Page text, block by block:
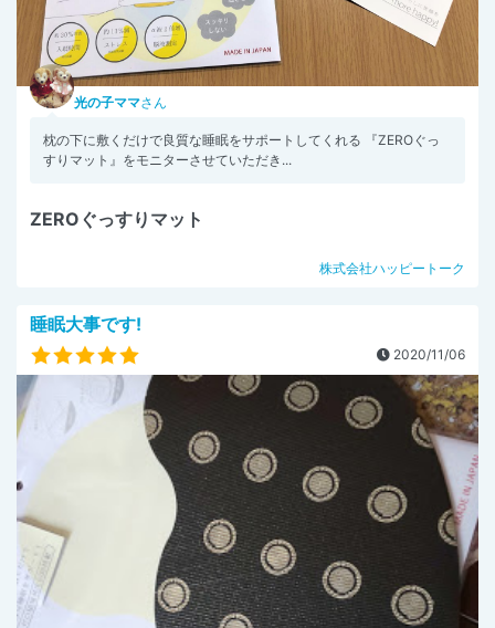
光の子ママさん
枕の下に敷くだけで良質な睡眠をサポートしてくれる 『ZEROぐっ
すりマット』をモニターさせていただき...
ZEROぐっすりマット
株式会社ハッピートーク
睡眠大事です!
2020/11/06